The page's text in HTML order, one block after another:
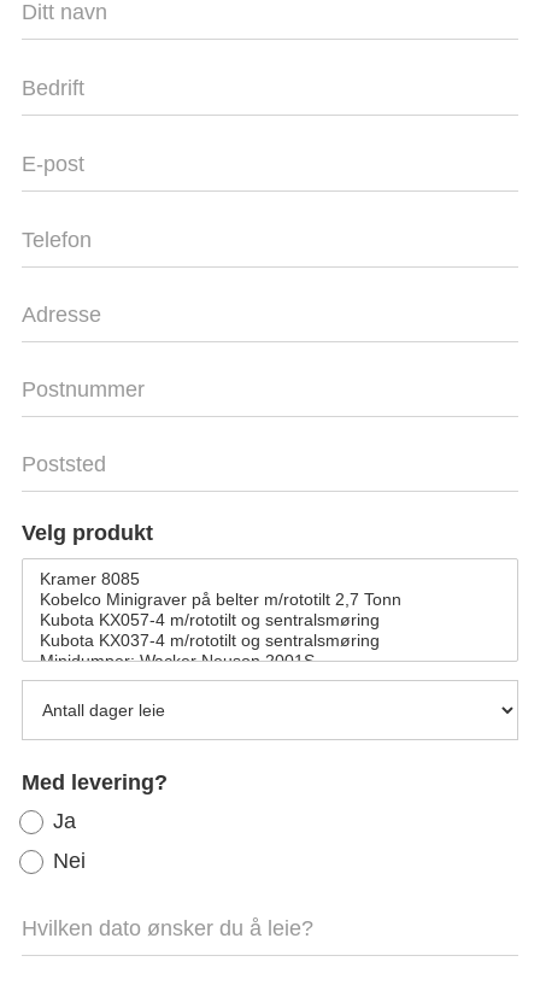
Velg produkt
Med levering?
Ja
Nei